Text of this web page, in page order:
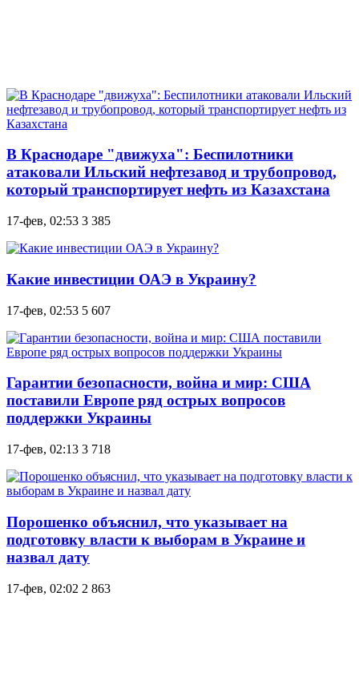
В Краснодаре "движуха": Беспилотники
атаковали Ильский нефтезавод и трубопровод,
который транспортирует нефть из Казахстана
17-фев, 02:53 3 385
Какие инвестиции ОАЭ в Украину?
17-фев, 02:53 5 607
Гарантии безопасности, война и мир: США
поставили Европе ряд острых вопросов
поддержки Украины
17-фев, 02:13 3 718
Порошенко объяснил, что указывает на
подготовку власти к выборам в Украине и
назвал дату
17-фев, 02:02 2 863